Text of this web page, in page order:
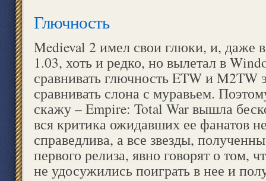
Глючность
Medieval 2 имел свои глюки, и, даже
1.03, хоть и редко, но вылетал в
сравнивать глючность ETW и M2TW
сравнивать слона с муравьем.
скажу – Empire: Total War вышла
вся критика ожидавших ее фанатов
справедлива, а все звезды,
первого релиза, явно говорят о том,
не удосужились поиграть в нее и